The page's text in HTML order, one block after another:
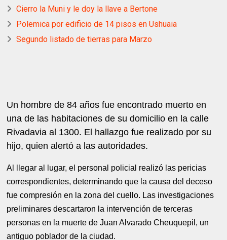
Cierro la Muni y le doy la llave a Bertone
Polemica por edificio de 14 pisos en Ushuaia
Segundo listado de tierras para Marzo
Un hombre de 84 años fue encontrado muerto en
una de las habitaciones de su domicilio en la calle
Rivadavia al 1300. El hallazgo fue realizado por su
hijo, quien alertó a las autoridades.
Al llegar al lugar, el personal policial realizó las pericias
correspondientes, determinando que la causa del deceso
fue compresión en la zona del cuello. Las investigaciones
preliminares descartaron la intervención de terceras
personas en la muerte de Juan Alvarado Cheuquepil, un
antiguo poblador de la ciudad.